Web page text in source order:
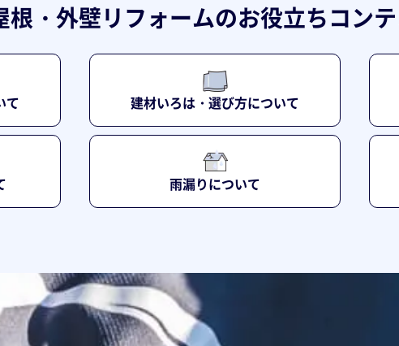
根・外壁リフォームのお役立ちコン
て 建材いろは・選び方について
雨漏りについて